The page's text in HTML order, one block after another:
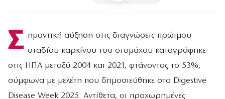
Σ ημαντική αύξηση στις διαγνώσεις πρώιμου
σταδίου καρκίνου του στομάχου καταγράφηκε
στις ΗΠΑ μεταξύ 2004 και 2021, φτάνοντας το 53%,
σύμφωνα με μελέτη που δημοσιεύθηκε στο Digestive
Disease Week 2025. Αντίθετα, οι προχωρημένες